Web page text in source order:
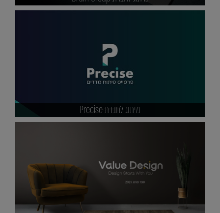
מיתוג לחברת Precise